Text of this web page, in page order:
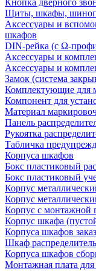
Кнопка дверного
Щиты, шкафы,
Аксессуары и
шкафов
DIN-рейка (с Ω-
Аксессуары и
Аксессуары и
Замок (система
Комплектующие для
Компонент для
Материал
Панель
Рукоятка
Табличка
Корпуса шкафов
Бокс пластиковый
Бокс пластиковый
Корпус
Корпус
Корпус с монтажной
Корпус шкафа
Корпуса шкафов
Шкаф
Корпуса шкафов
Монтажная плата для